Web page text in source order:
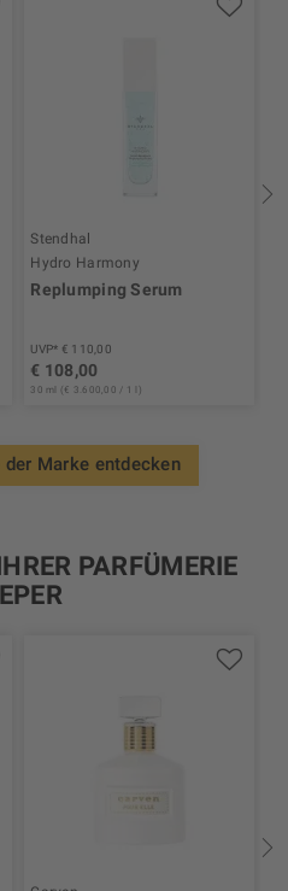
Stendhal
Hydro Harmony
Replumping Serum
UVP* € 110,00
€ 108,00
30 ml (€ 3.600,00 / 1 l)
Marke entdecken
PARFÜMERIE